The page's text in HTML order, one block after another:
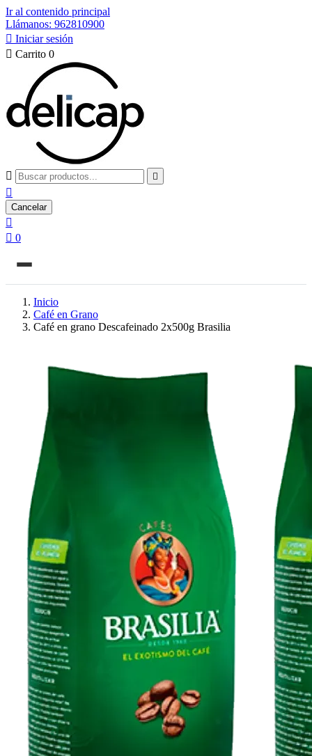
Ir al contenido principal
Llámanos: 962810900
 Iniciar sesión
 Carrito 0
 

Cancelar

 0
Inicio
Café en Grano
Café en grano Descafeinado 2x500g Brasilia